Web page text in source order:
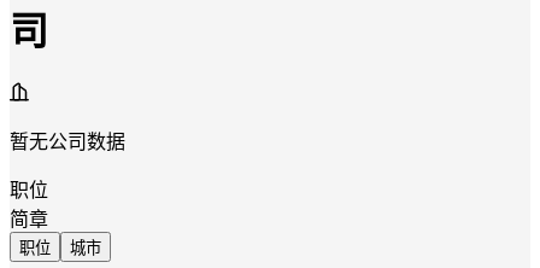
司
暂无公司数据
职位
简章
职位 城市